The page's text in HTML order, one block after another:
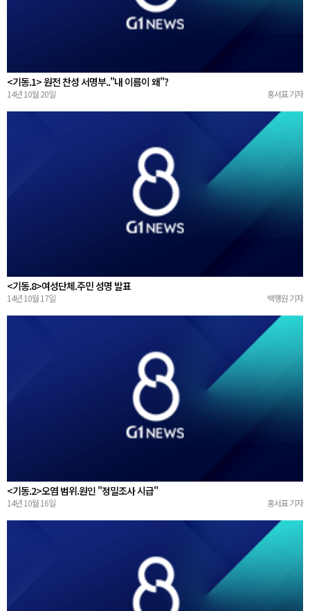
<기동.1> 원전 찬성 서명부.."내 이름이 왜"?
14년 10월 20일 홍서표 기자
<기동.8>여성단체.주민 성명 발표
14년 10월 17일 백행원 기자
<기동.2>오염 범위.원인 "정밀조사 시급"
14년 10월 16일 홍서표 기자